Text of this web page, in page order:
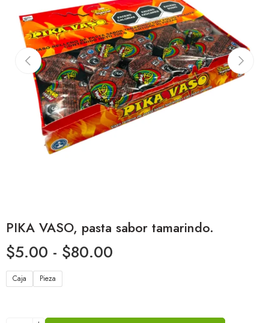
PIKA VASO, pasta sabor tamarindo.
$5.00 - $80.00
Caja Pieza